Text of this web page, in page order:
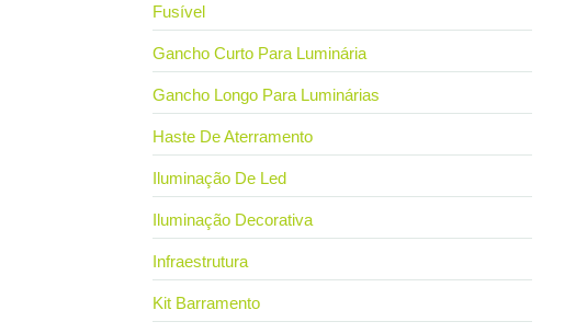
Fusível
Gancho Curto Para Luminária
Gancho Longo Para Luminárias
Haste De Aterramento
Iluminação De Led
Iluminação Decorativa
Infraestrutura
Kit Barramento